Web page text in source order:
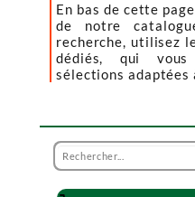
En bas de cette
de notre
recherche, utilisez
dédiés, qui
sélections adaptées